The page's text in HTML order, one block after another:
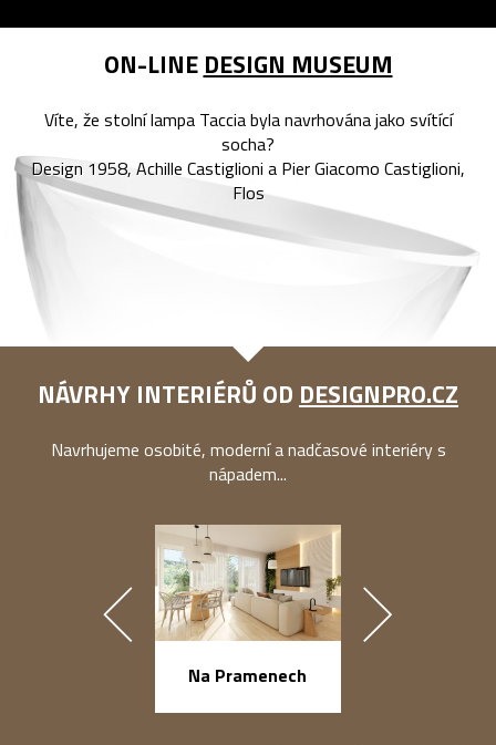
ON-LINE DESIGN MUSEUM
Víte, že stolní lampa Taccia byla navrhována jako svítící
socha?
Design 1958, Achille Castiglioni a Pier Giacomo Castiglioni,
Flos
NÁVRHY INTERIÉRŮ OD DESIGNPRO.CZ
Navrhujeme osobité, moderní a nadčasové interiéry s
nápadem...
Na Pramenech